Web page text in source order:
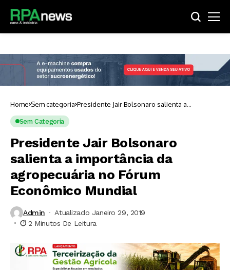
Home Sem categoria Presidente Jair Bolsonaro salienta a
importância da agropecuária no Fórum
Sem Categoria
Presidente Jair Bolsonaro
salienta a importância da
agropecuária no Fórum
Econômico Mundial
Admin
Atualizado Janeiro 29, 2019
2 Minutos De Leitura